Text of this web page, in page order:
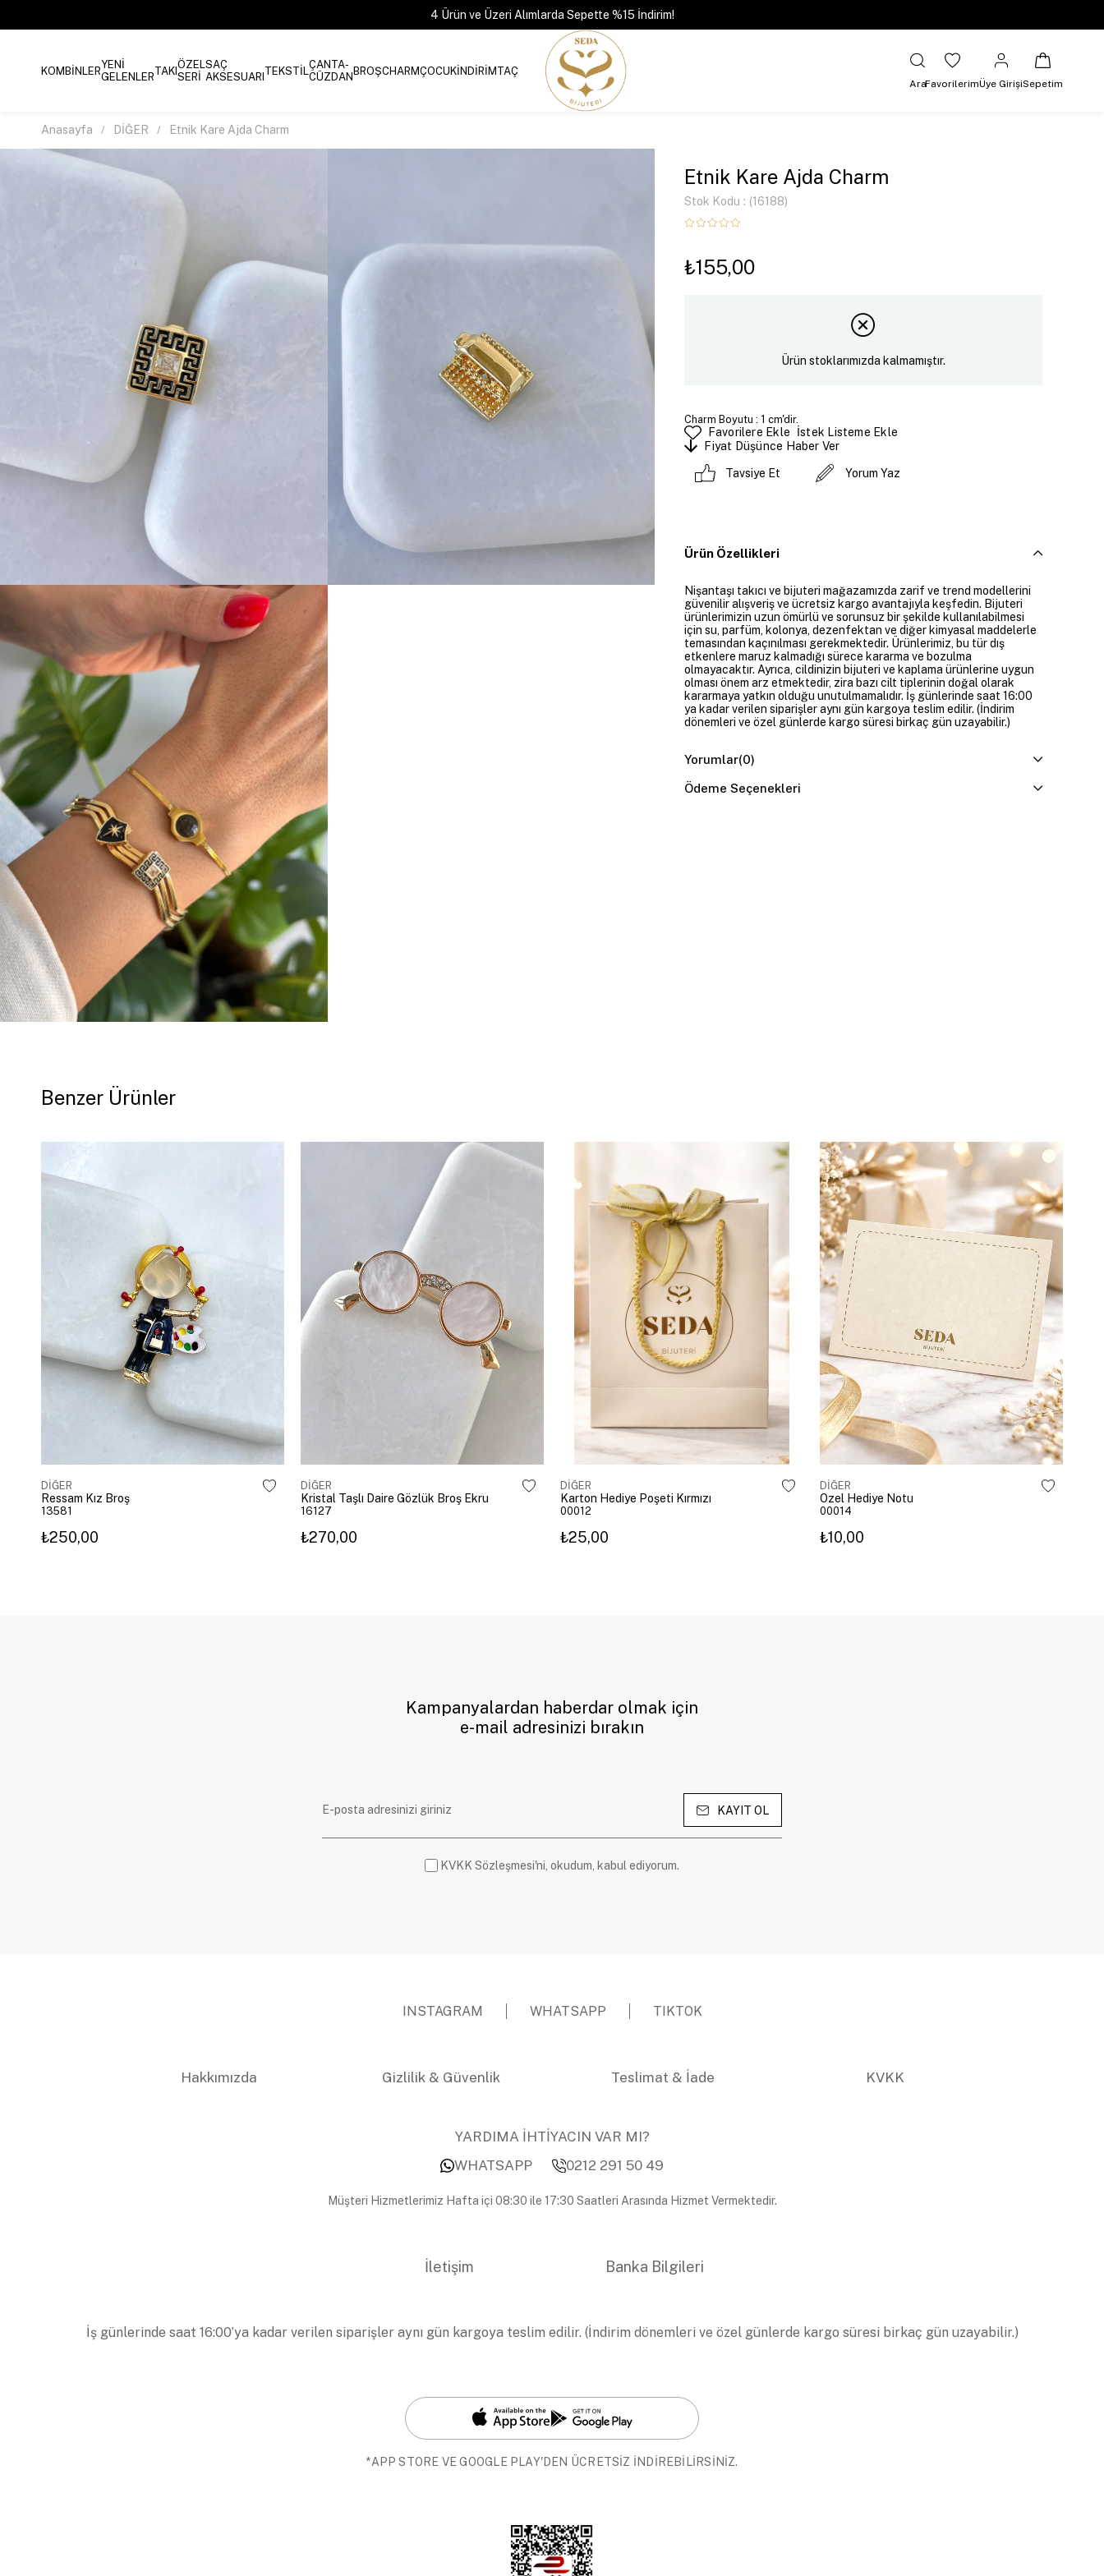
4 Ürün ve Üzeri Alımlarda Sepette %15 İndirim!
KOMBİNLERYENİ
GELENLERTAKIÖZEL
SERİ
SAÇ
AKSESUARI TEKSTİLÇANTA-
CÜZDANBROŞCHARMÇOCUKİNDİRİMTAÇ
AraFavorilerimÜye GirişiSepetim
Anasayfa DİĞER Etnik Kare Ajda Charm
Etnik Kare Ajda Charm
Stok Kodu (16188)
₺155,00
Ürün stoklarımızda kalmamıştır.
Charm Boyutu : 1 cm'dir.
Favorilere Ekle
İstek Listeme Ekle
Fiyat Düşünce Haber Ver
Tavsiye Et Yorum Yaz
Ürün Özellikleri
Nişantaşı takıcı ve bijuteri mağazamızda zarif ve trend modellerini
güvenilir alışveriş ve ücretsiz kargo avantajıyla keşfedin. Bijuteri
ürünlerimizin uzun ömürlü ve sorunsuz bir şekilde kullanılabilmesi
için su, parfüm, kolonya, dezenfektan ve diğer kimyasal maddelerle
temasından kaçınılması gerekmektedir. Ürünlerimiz, bu tür dış
etkenlere maruz kalmadığı sürece kararma ve bozulma
olmayacaktır. Ayrıca, cildinizin bijuteri ve kaplama ürünlerine uygun
olması önem arz etmektedir, zira bazı cilt tiplerinin doğal olarak
kararmaya yatkın olduğu unutulmamalıdır. İş günlerinde saat 16:00
ya kadar verilen siparişler aynı gün kargoya teslim edilir. (İndirim
dönemleri ve özel günlerde kargo süresi birkaç gün uzayabilir.)
Yorumlar(0)
Ödeme Seçenekleri
Benzer Ürünler
DİĞER
Ressam Kız Broş
13581
₺250,00
DİĞER
Kristal Taşlı Daire Gözlük Broş Ekru
16127
₺270,00
DİĞER
Karton Hediye Poşeti Kırmızı
00012
₺25,00
DİĞER
Özel Hediye Notu
00014
₺10,00
Kampanyalardan haberdar olmak için
e-mail adresinizi bırakın
KAYIT OL
KVKK Sözleşmesi'ni, okudum, kabul ediyorum.
INSTAGRAM WHATSAPP TIKTOK
Hakkımızda Gizlilik & Güvenlik Teslimat & İade KVKK
YARDIMA İHTİYACIN VAR MI?
WHATSAPP
0212 291 50 49
Müşteri Hizmetlerimiz Hafta içi 08:30 ile 17:30 Saatleri Arasında Hizmet Vermektedir.
İletişim Banka Bilgileri
İş günlerinde saat 16:00’ya kadar verilen siparişler aynı gün kargoya teslim edilir. (İndirim dönemleri ve özel günlerde kargo süresi birkaç gün uzayabilir.)
*APP STORE VE GOOGLE PLAY'DEN ÜCRETSİZ İNDİREBİLİRSİNİZ.